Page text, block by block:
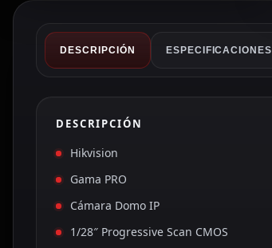
DESCRIPCIÓN ESPECIFICACIONES
DESCRIPCIÓN
Hikvision
Gama PRO
Cámara Domo IP
1/28″ Progressive Scan CMOS